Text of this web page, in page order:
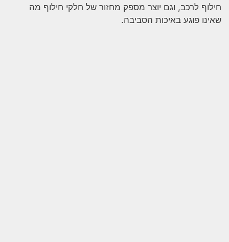
חילוף לרכב, וגם יוצר מספק מחזור של חלקי חילוף מה
שאינו פוגע באיכות הסביבה.